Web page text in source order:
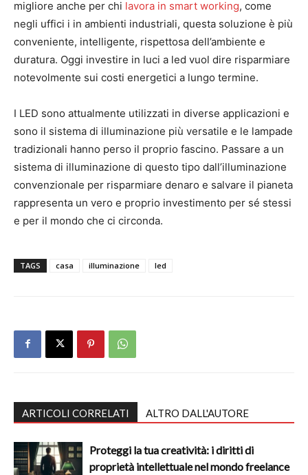
migliore anche per chi lavora in smart working, come
negli uffici i in ambienti industriali, questa soluzione è più
conveniente, intelligente, rispettosa dell’ambiente e
duratura. Oggi investire in luci a led vuol dire risparmiare
notevolmente sui costi energetici a lungo termine.
I LED sono attualmente utilizzati in diverse applicazioni e
sono il sistema di illuminazione più versatile e le lampade
tradizionali hanno perso il proprio fascino. Passare a un
sistema di illuminazione di questo tipo dall’illuminazione
convenzionale per risparmiare denaro e salvare il pianeta
rappresenta un vero e proprio investimento per sé stessi
e per il mondo che ci circonda.
TAGS casa illuminazione led
ARTICOLI CORRELATI ALTRO DALL'AUTORE
Proteggi la tua creatività: i diritti di
proprietà intellettuale nel mondo freelance